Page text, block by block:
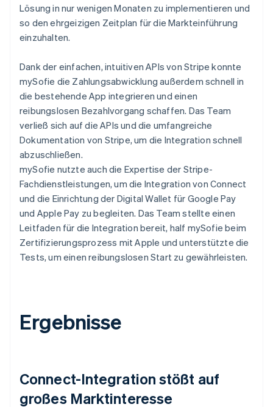
Lösung in nur wenigen Monaten zu implementieren und
so den ehrgeizigen Zeitplan für die Markteinführung
einzuhalten.
Dank der einfachen, intuitiven APIs von Stripe konnte
mySofie die Zahlungsabwicklung außerdem schnell in
die bestehende App integrieren und einen
reibungslosen Bezahlvorgang schaffen. Das Team
verließ sich auf die APIs und die umfangreiche
Dokumentation von Stripe, um die Integration schnell
abzuschließen.
mySofie nutzte auch die Expertise der Stripe-
Fachdienstleistungen, um die Integration von Connect
und die Einrichtung der Digital Wallet für Google Pay
und Apple Pay zu begleiten. Das Team stellte einen
Leitfaden für die Integration bereit, half mySofie beim
Zertifizierungsprozess mit Apple und unterstützte die
Tests, um einen reibungslosen Start zu gewährleisten.
Ergebnisse
Connect-Integration stößt auf
großes Marktinteresse